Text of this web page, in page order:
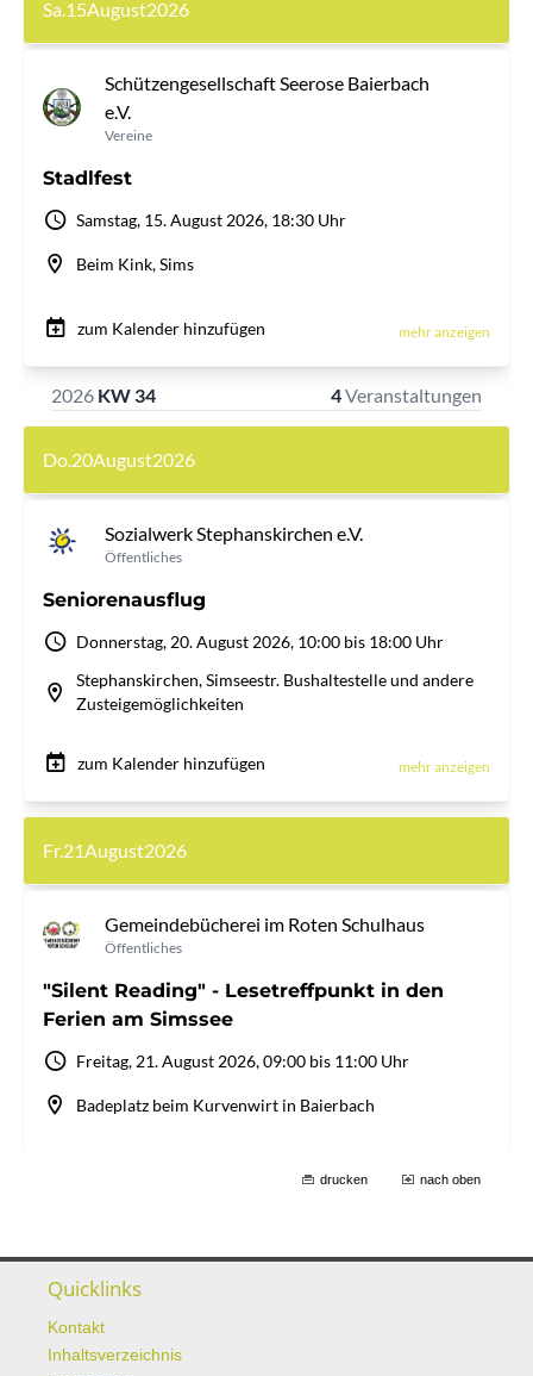
drucken nach oben
Quicklinks
Kontakt
Inhaltsverzeichnis